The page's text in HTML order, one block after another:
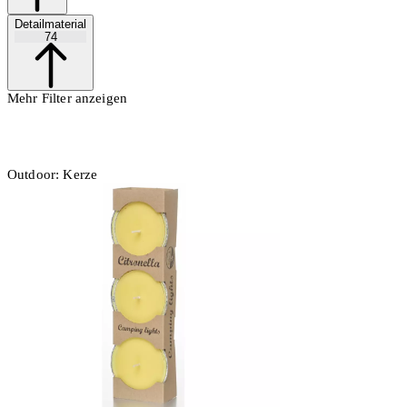
Detailmaterial
74
Mehr Filter anzeigen
Outdoor: Kerze